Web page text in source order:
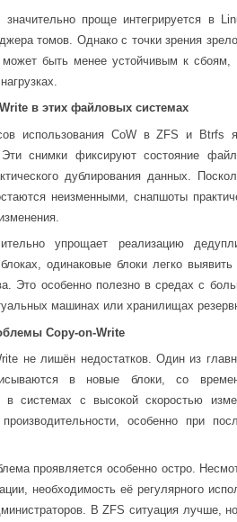
проще интегрируется в
томов. Однако с точки зрения
быть менее устойчивым к
в этих файловых системах
использования CoW в ZFS и Btrfs
снимки фиксируют состояние
дублирования данных.
неизменными, снапшоты
упрощает реализацию
одинаковые блоки легко
Это особенно полезно в средах с
машинах или хранилищах
Copy-on-Write
не лишён недостатков. Один из
в новые блоки, со
в системах с высокой скоростью
производительности, особенно при
проявляется особенно остро.
необходимость её регулярного
В ZFS ситуация лучше,